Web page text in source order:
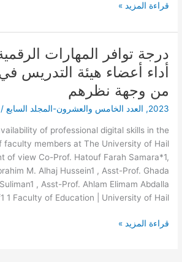
قراءة المزيد »
درجة توافر المهارات
أداء أعضاء هيئة التدريس
من وجهة نظرهم
2023
, العدد الخامس والعشرون-المجلد السابع
of professional digital skills in the
faculty members at The University of Hail
of view Co-Prof. Hatouf Farah Samara*1,
M. Alhaj Hussein1 , Asst-Prof. Ghada
, Asst-Prof. Ahlam Elimam Abdalla
1 Faculty of Education | University of Hail |
درجة
توافر
المهارات
الرقمية
المهنية
أداء
أعضاء
هيئة
التدريس
في
جامعة
من
قراءة المزيد »